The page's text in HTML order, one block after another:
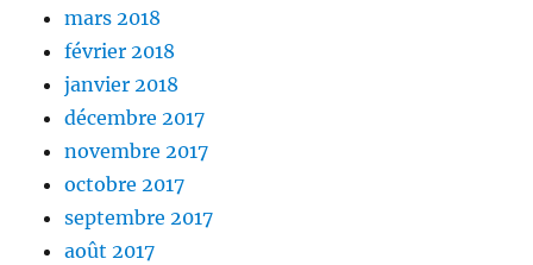
mars 2018
février 2018
janvier 2018
décembre 2017
novembre 2017
octobre 2017
septembre 2017
août 2017